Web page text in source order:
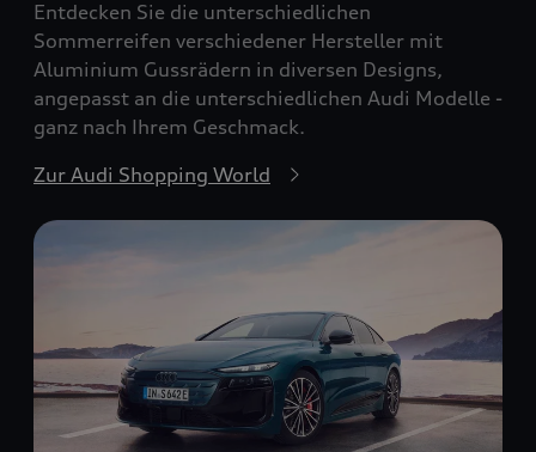
Entdecken Sie die unterschiedlichen
Sommerreifen verschiedener Hersteller mit
Aluminium Gussrädern in diversen Designs,
angepasst an die unterschiedlichen Audi Modelle -
ganz nach Ihrem Geschmack.
Zur Audi Shopping World